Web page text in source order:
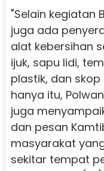
"Selain kegiatan
juga ada
alat kebersihan
ijuk, sapu lidi,
plastik, dan skop
hanya itu,
juga
dan pesan
masyarakat
sekitar tempat